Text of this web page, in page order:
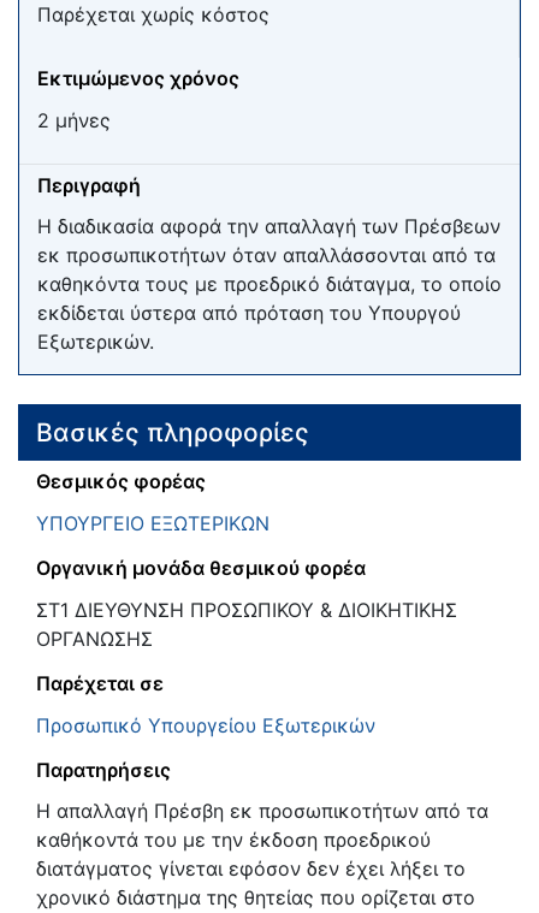
Παρέχεται χωρίς κόστος
Εκτιμώμενος χρόνος
2 μήνες
Περιγραφή
Η διαδικασία αφορά την απαλλαγή των Πρέσβεων
εκ προσωπικοτήτων όταν απαλλάσσονται από τα
καθηκόντα τους με προεδρικό διάταγμα, το οποίο
εκδίδεται ύστερα από πρόταση του Υπουργού
Εξωτερικών.
Βασικές πληροφορίες
Θεσμικός φορέας
ΥΠΟΥΡΓΕΙΟ ΕΞΩΤΕΡΙΚΩΝ
Οργανική μονάδα θεσμικού φορέα
ΣΤ1 ΔΙΕΥΘΥΝΣΗ ΠΡΟΣΩΠΙΚΟΥ & ΔΙΟΙΚΗΤΙΚΗΣ
ΟΡΓΑΝΩΣΗΣ
Παρέχεται σε
Προσωπικό Υπουργείου Εξωτερικών
Παρατηρήσεις
Η απαλλαγή Πρέσβη εκ προσωπικοτήτων από τα
καθήκοντά του με την έκδοση προεδρικού
διατάγματος γίνεται εφόσον δεν έχει λήξει το
χρονικό διάστημα της θητείας που ορίζεται στο